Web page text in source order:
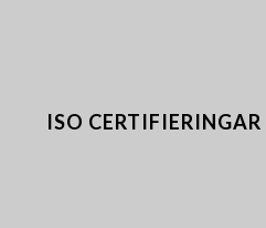
ISO CERTIFIERINGAR